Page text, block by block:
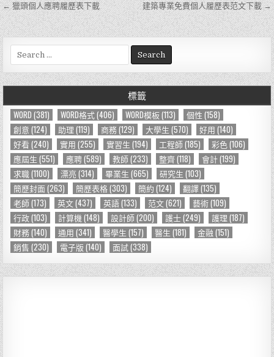
文
章
導
覽
← 獵頭個人應聘履歷表下載 建築專業免費個人履歷表范文下載 →
e
a
r
h
f
o
r
標籤
WORD (381) WORD格式(406) WORD模板(113) 個性 (158)
創意 (124) 助理 (119) 商務(129) 大學生 (570) 好用 (140)
好看 (240) 實用 (255) 實習生 (194) 工程師(185) 彩色 (106)
應屆生 (551) 應聘(589) 教師(233) 整齊(118) 會計(199)
求職(1100) 漂亮 (314) 畢業生 (665) 研究生 (103)
簡歷封面(263) 簡歷表格(303) 簡約 (124) 翻譯(135)
老師(173) 英文(437) 英語(133) 范文(621) 藝術(109)
行政(103) 計算機 (148) 設計師(200) 護士(249) 護理 (187)
財務(140) 通用 (341) 醫學生 (157) 醫生 (181) 金融 (151)
銷售 (230) 電子版 (140) 面試(338)